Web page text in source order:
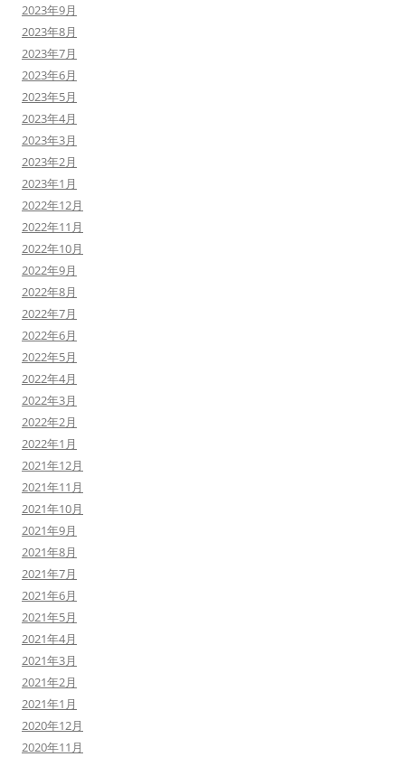
2023年9月
2023年8月
2023年7月
2023年6月
2023年5月
2023年4月
2023年3月
2023年2月
2023年1月
2022年12月
2022年11月
2022年10月
2022年9月
2022年8月
2022年7月
2022年6月
2022年5月
2022年4月
2022年3月
2022年2月
2022年1月
2021年12月
2021年11月
2021年10月
2021年9月
2021年8月
2021年7月
2021年6月
2021年5月
2021年4月
2021年3月
2021年2月
2021年1月
2020年12月
2020年11月